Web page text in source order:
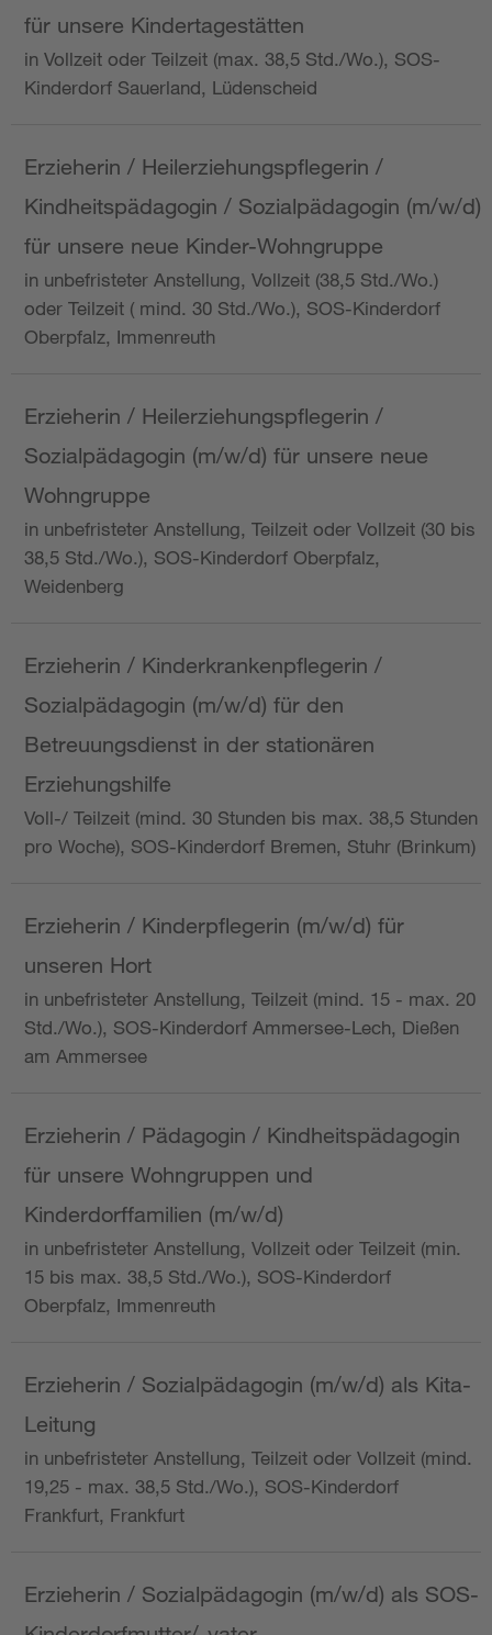
für unsere Kindertagestätten
in Vollzeit oder Teilzeit (max. 38,5 Std./Wo.), SOS-
Kinderdorf Sauerland, Lüdenscheid
Erzieherin / Heilerziehungspflegerin /
Kindheitspädagogin / Sozialpädagogin (m/w/d)
für unsere neue Kinder-Wohngruppe
in unbefristeter Anstellung, Vollzeit (38,5 Std./Wo.)
oder Teilzeit ( mind. 30 Std./Wo.), SOS-Kinderdorf
Oberpfalz, Immenreuth
Erzieherin / Heilerziehungspflegerin /
Sozialpädagogin (m/w/d) für unsere neue
Wohngruppe
in unbefristeter Anstellung, Teilzeit oder Vollzeit (30 bis
38,5 Std./Wo.), SOS-Kinderdorf Oberpfalz,
Weidenberg
Erzieherin / Kinderkrankenpflegerin /
Sozialpädagogin (m/w/d) für den
Betreuungsdienst in der stationären
Erziehungshilfe
Voll-/ Teilzeit (mind. 30 Stunden bis max. 38,5 Stunden
pro Woche), SOS-Kinderdorf Bremen, Stuhr (Brinkum)
Erzieherin / Kinderpflegerin (m/w/d) für
unseren Hort
in unbefristeter Anstellung, Teilzeit (mind. 15 - max. 20
Std./Wo.), SOS-Kinderdorf Ammersee-Lech, Dießen
am Ammersee
Erzieherin / Pädagogin / Kindheitspädagogin
für unsere Wohngruppen und
Kinderdorffamilien (m/w/d)
in unbefristeter Anstellung, Vollzeit oder Teilzeit (min.
15 bis max. 38,5 Std./Wo.), SOS-Kinderdorf
Oberpfalz, Immenreuth
Erzieherin / Sozialpädagogin (m/w/d) als Kita-
Leitung
in unbefristeter Anstellung, Teilzeit oder Vollzeit (mind.
19,25 - max. 38,5 Std./Wo.), SOS-Kinderdorf
Frankfurt, Frankfurt
Erzieherin / Sozialpädagogin (m/w/d) als SOS-